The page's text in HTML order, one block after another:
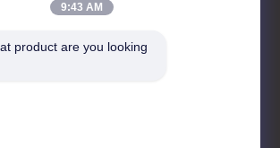
9:43 AM
product are you looking